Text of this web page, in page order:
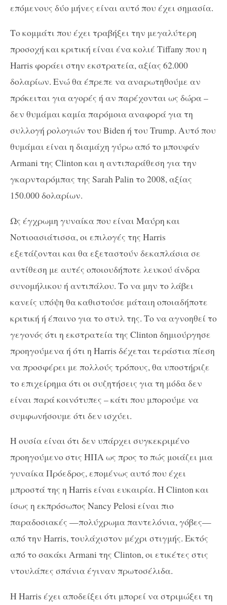
επόμενους δύο μήνες είναι αυτό που έχει σημασία.
Το κομμάτι που έχει τραβήξει την μεγαλύτερη
προσοχή και κριτική είναι ένα κολιέ Tiffany που η
Harris φοράει στην εκστρατεία, αξίας 62.000
δολαρίων. Ενώ θα έπρεπε να αναρωτηθούμε αν
πρόκειται για αγορές ή αν παρέχονται ως δώρα –
δεν θυμάμαι καμία παρόμοια αναφορά για τη
συλλογή ρολογιών του Biden ή του Trump. Αυτό που
θυμάμαι είναι η διαμάχη γύρω από το μπουφάν
Armani της Clinton και η αντιπαράθεση για την
γκαρνταρόμπας της Sarah Palin το 2008, αξίας
150.000 δολαρίων.
Ως έγχρωμη γυναίκα που είναι Μαύρη και
Νοτιοασιάτισσα, οι επιλογές της Harris
εξετάζονται και θα εξεταστούν δεκαπλάσια σε
αντίθεση με αυτές οποιουδήποτε λευκού άνδρα
συνομήλικου ή αντιπάλου. Το να μην το λάβει
κανείς υπόψη θα καθιστούσε μάταιη οποιαδήποτε
κριτική ή έπαινο για το στυλ της. Το να αγνοηθεί το
γεγονός ότι η εκστρατεία της Clinton δημιούργησε
προηγούμενα ή ότι η Harris δέχεται τεράστια πίεση
να προσφέρει με πολλούς τρόπους, θα υποστήριζε
το επιχείρημα ότι οι συζητήσεις για τη μόδα δεν
είναι παρά κοινότυπες – κάτι που μπορούμε να
συμφωνήσουμε ότι δεν ισχύει.
Η ουσία είναι ότι δεν υπάρχει συγκεκριμένο
προηγούμενο στις ΗΠΑ ως προς το πώς μοιάζει μια
γυναίκα Πρόεδρος, επομένως αυτό που έχει
μπροστά της η Harris είναι ευκαιρία. Η Clinton και
ίσως η εκπρόσωπος Nancy Pelosi είναι πιο
παραδοσιακές —πολύχρωμα παντελόνια, γόβες—
από την Harris, τουλάχιστον μέχρι στιγμής. Εκτός
από το σακάκι Armani της Clinton, οι ετικέτες στις
ντουλάπες σπάνια έγιναν πρωτοσέλιδα.
Η Harris έχει αποδείξει ότι μπορεί να στριμώξει τη